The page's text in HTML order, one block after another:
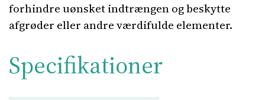
forhindre uønsket indtrængen og beskytte
afgrøder eller andre værdifulde elementer.
Specifikationer